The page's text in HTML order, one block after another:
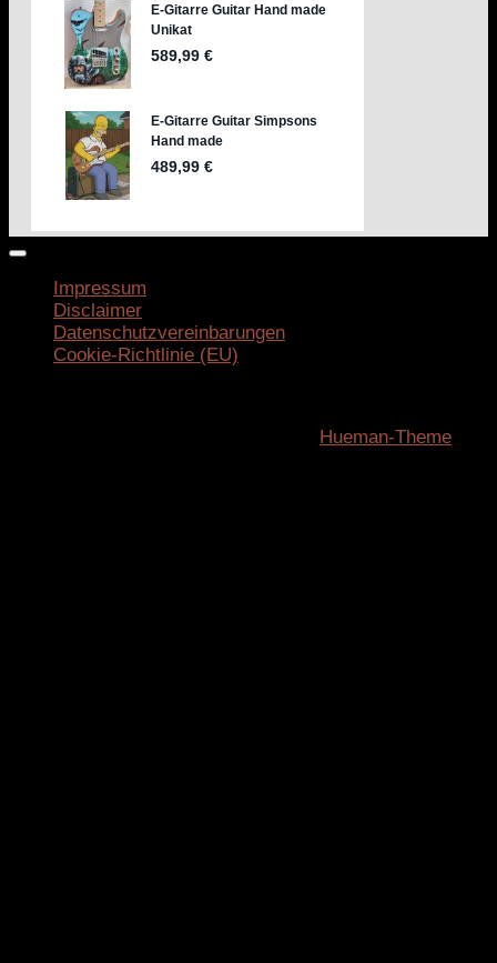
Impressum
Disclaimer
Datenschutzvereinbarungen
Cookie-Richtlinie (EU)
Hueman-Theme